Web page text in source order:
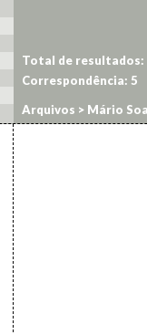
Total de resultados:
Correspondência: 5
Arquivos > Mário
Organismos